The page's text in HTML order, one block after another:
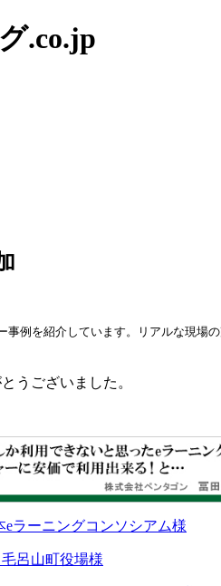
.co.jp
例を紹介しています。リアルな現場
うございました。